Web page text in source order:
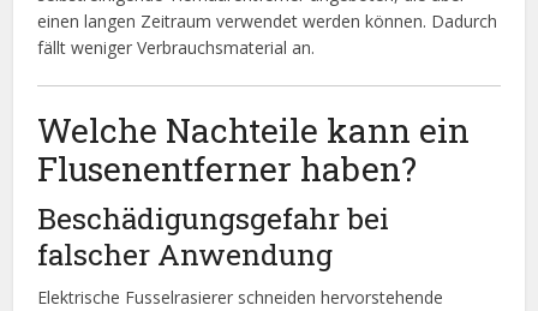
einen langen Zeitraum verwendet werden können. Dadurch
fällt weniger Verbrauchsmaterial an.
Welche Nachteile kann ein
Flusenentferner haben?
Beschädigungsgefahr bei
falscher Anwendung
Elektrische Fusselrasierer schneiden hervorstehende